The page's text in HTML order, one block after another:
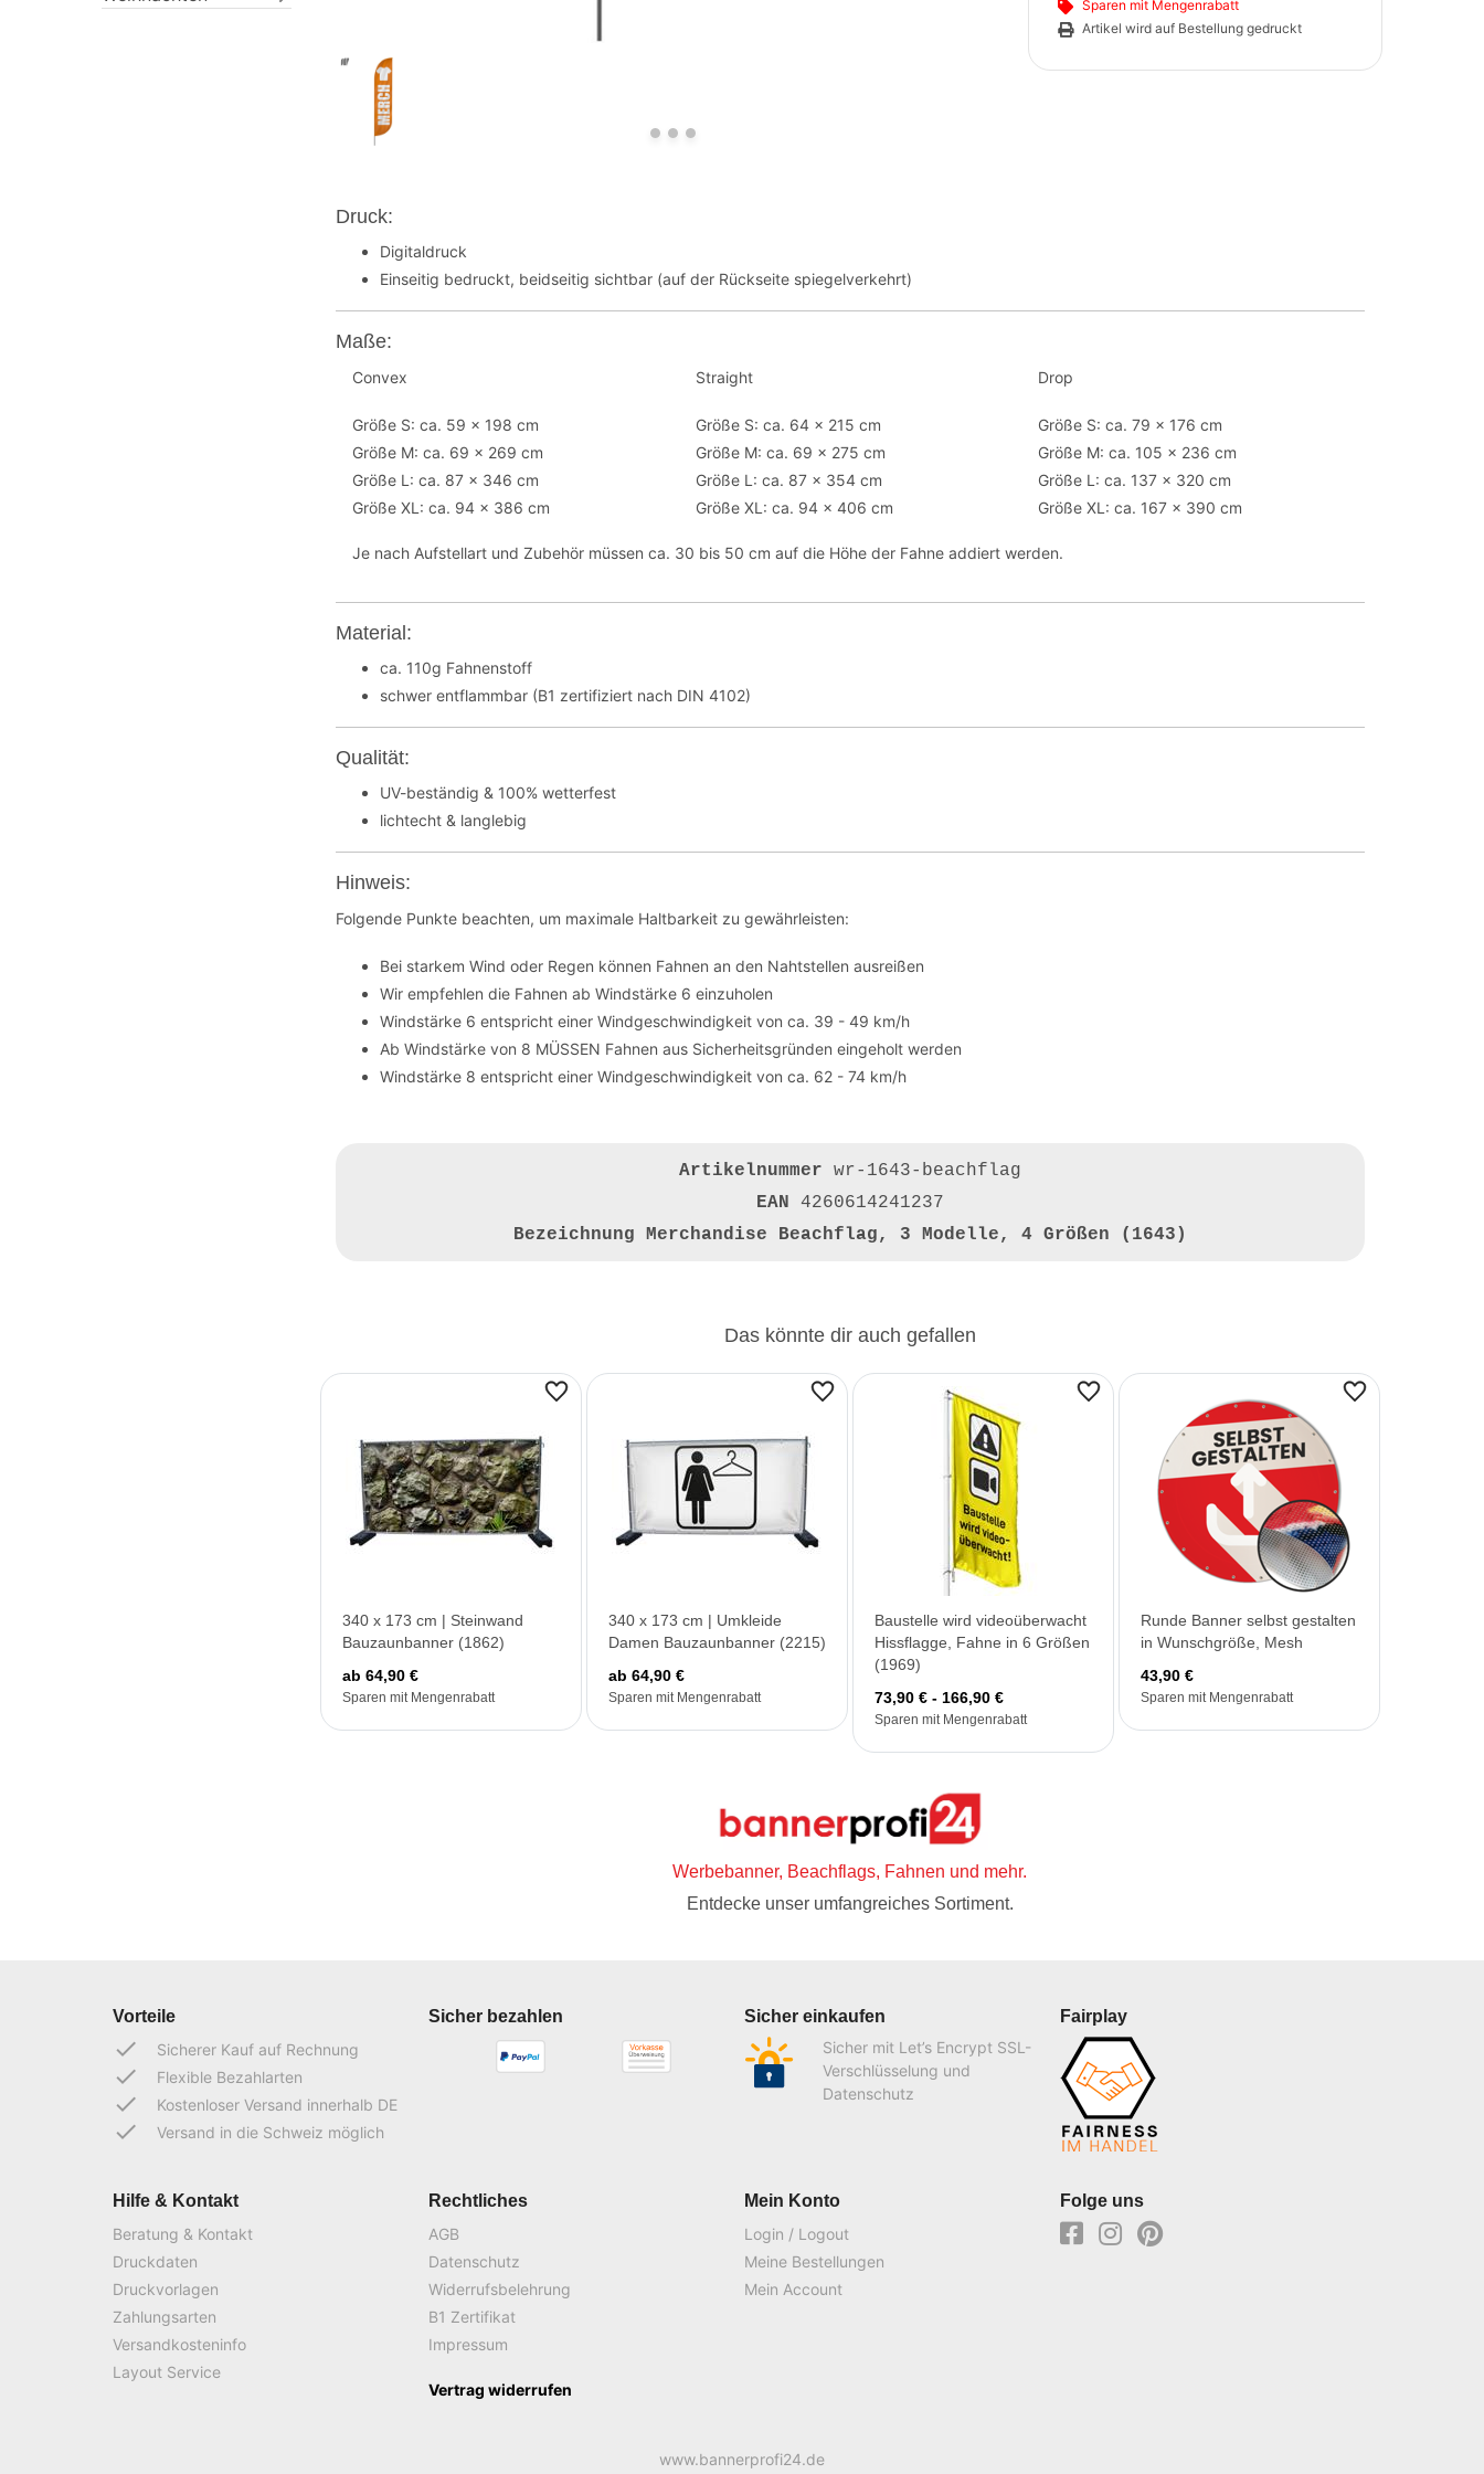
Sparen mit Mengenrabatt
Artikel wird auf Bestellung gedruckt
Druck:
Digitaldruck
Einseitig bedruckt, beidseitig sichtbar (auf der Rückseite spiegelverkehrt)
Maße:
Convex
Größe S: ca. 59 x 198 cm
Größe M: ca. 69 x 269 cm
Größe L: ca. 87 x 346 cm
Größe XL: ca. 94 x 386 cm
Straight
Größe S: ca. 64 x 215 cm
Größe M: ca. 69 x 275 cm
Größe L: ca. 87 x 354 cm
Größe XL: ca. 94 x 406 cm
Drop
Größe S: ca. 79 x 176 cm
Größe M: ca. 105 x 236 cm
Größe L: ca. 137 x 320 cm
Größe XL: ca. 167 x 390 cm
Je nach Aufstellart und Zubehör müssen ca. 30 bis 50 cm auf die Höhe der Fahne addiert werden.
Material:
ca. 110g Fahnenstoff
schwer entflammbar (B1 zertifiziert nach DIN 4102)
Qualität:
UV-beständig & 100% wetterfest
lichtecht & langlebig
Hinweis:
Folgende Punkte beachten, um maximale Haltbarkeit zu gewährleisten:
Bei starkem Wind oder Regen können Fahnen an den Nahtstellen ausreißen
Wir empfehlen die Fahnen ab Windstärke 6 einzuholen
Windstärke 6 entspricht einer Windgeschwindigkeit von ca. 39 - 49 km/h
Ab Windstärke von 8 MÜSSEN Fahnen aus Sicherheitsgründen eingeholt werden
Windstärke 8 entspricht einer Windgeschwindigkeit von ca. 62 - 74 km/h
Artikelnummer wr-1643-beachflag
EAN 4260614241237
Bezeichnung Merchandise Beachflag, 3 Modelle, 4 Größen (1643)
Das könnte dir auch gefallen
340 x 173 cm | Steinwand
Bauzaunbanner (1862)
ab 64,90 €
Sparen mit Mengenrabatt
340 x 173 cm | Umkleide
Damen Bauzaunbanner (2215)
ab 64,90 €
Sparen mit Mengenrabatt
Baustelle wird videoüberwacht
Hissflagge, Fahne in 6 Größen
(1969)
73,90 € - 166,90 €
Sparen mit Mengenrabatt
Runde Banner selbst gestalten
in Wunschgröße, Mesh
43,90 €
Sparen mit Mengenrabatt
Werbebanner, Beachflags, Fahnen und mehr.
Entdecke unser umfangreiches Sortiment.
Vorteile
done Sicherer Kauf auf Rechnung
done Flexible Bezahlarten
done Kostenloser Versand innerhalb DE
done Versand in die Schweiz möglich
Sicher bezahlen
Sicher einkaufen
Sicher mit Let’s Encrypt SSL-
Verschlüsselung und
Datenschutz
Fairplay
Hilfe & Kontakt
Beratung & Kontakt
Druckdaten
Druckvorlagen
Zahlungsarten
Versandkosteninfo
Layout Service
Rechtliches
AGB
Datenschutz
Widerrufsbelehrung
B1 Zertifikat
Impressum
Vertrag widerrufen
Mein Konto
Login / Logout
Meine Bestellungen
Mein Account
Folge uns
www.bannerprofi24.de